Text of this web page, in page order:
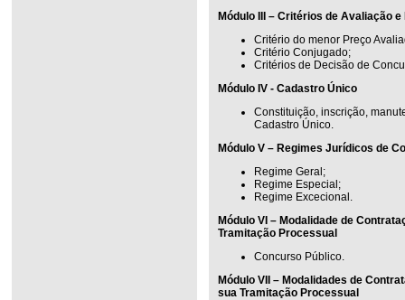
Módulo III – Critérios de Avaliação
Critério do menor Preço
Critério Conjugado;
Critérios de Decisão de
Módulo IV - Cadastro Único
Constituição, inscrição,
Cadastro Único.
Módulo V – Regimes Jurídicos de
Regime Geral;
Regime Especial;
Regime Excecional.
Módulo VI – Modalidade de
Tramitação Processual
Concurso Público.
Módulo VII – Modalidades de
sua Tramitação Processual